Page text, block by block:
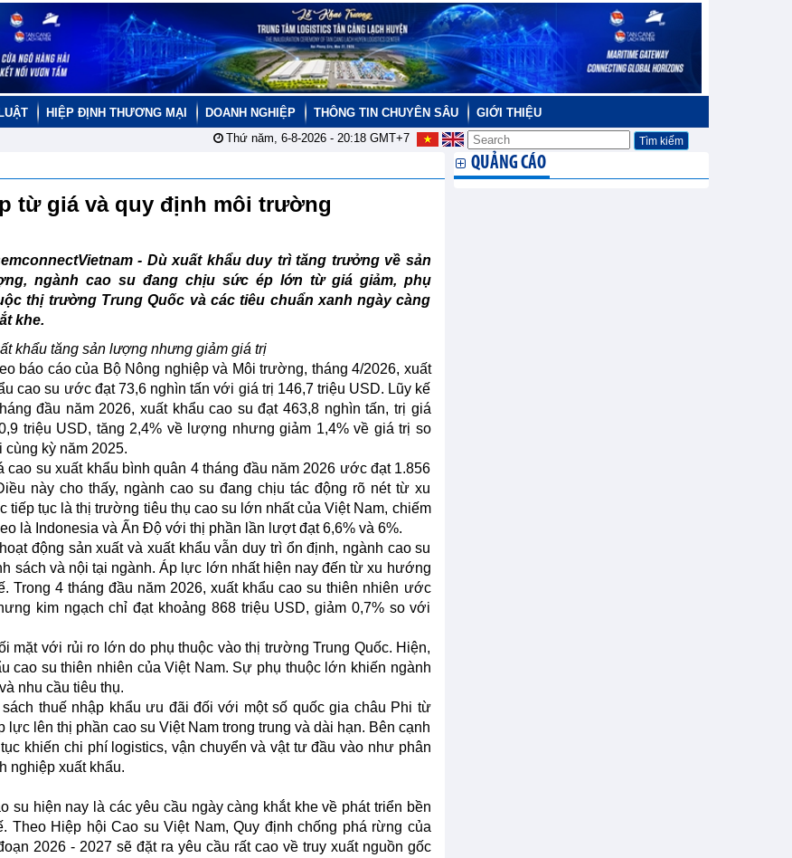
HIỆP ĐỊNH THƯƠNG MẠI DOANH NGHIỆP THÔNG TIN CHUYÊN SÂU
GIỚI THIỆU
Thứ năm, 6-8-2026 - 20:18GMT+7
từ giá và quy định môi trường
- Dù xuất khẩu duy trì tăng trưởng về sản
ngành cao su đang chịu sức ép lớn từ giá giảm, phụ
thị trường Trung Quốc và các tiêu chuẩn xanh ngày càng
khe.
khẩu tăng sản lượng nhưng giảm giá trị
báo cáo của Bộ Nông nghiệp và Môi trường, tháng 4/2026, xuất
cao su ước đạt 73,6 nghìn tấn với giá trị 146,7 triệu USD. Lũy kế
đầu năm 2026, xuất khẩu cao su đạt 463,8 nghìn tấn, trị giá
triệu USD, tăng 2,4% về lượng nhưng giảm 1,4% về giá trị so
cùng kỳ năm 2025.
cao su xuất khẩu bình quân 4 tháng đầu năm 2026 ước đạt 1.856
này cho thấy, ngành cao su đang chịu tác động rõ nét từ xu
tục là thị trường tiêu thụ cao su lớn nhất của Việt Nam, chiếm
là Indonesia và Ấn Độ với thị phần lần lượt đạt 6,6% và 6%.
động sản xuất và xuất khẩu vẫn duy trì ổn định, ngành cao su
sách và nội tại ngành. Áp lực lớn nhất hiện nay đến từ xu hướng
Trong 4 tháng đầu năm 2026, xuất khẩu cao su thiên nhiên ước
kim ngạch chỉ đạt khoảng 868 triệu USD, giảm 0,7% so với
mặt với rủi ro lớn do phụ thuộc vào thị trường Trung Quốc. Hiện,
cao su thiên nhiên của Việt Nam. Sự phụ thuộc lớn khiến ngành
nhu cầu tiêu thụ.
thuế nhập khẩu ưu đãi đối với một số quốc gia châu Phi từ
lên thị phần cao su Việt Nam trong trung và dài hạn. Bên cạnh
khiến chi phí logistics, vận chuyển và vật tư đầu vào như phân
nghiệp xuất khẩu.
su hiện nay là các yêu cầu ngày càng khắt khe về phát triển bền
Hiệp hội Cao su Việt Nam, Quy định chống phá rừng của
2026 - 2027 sẽ đặt ra yêu cầu rất cao về truy xuất nguồn gốc
QUẢNG CÁO